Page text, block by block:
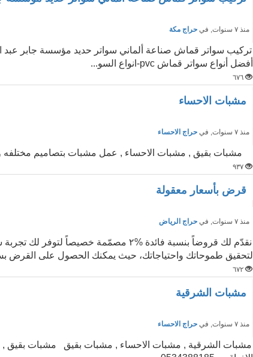
منذ ٧ سنوات , فيحراج مكة
أفضل أنواع سواتر قماش pvc-انواع السو...
٦٧٦
مشبات الاحساء
منذ ٧ سنوات , فيحراج الاحساء
مشبات بقيق , مشبات الاحساء , عمل مشبات بتصاميم مختلفه و متنوعه تناسب
٩٣٧
قرض بأسعار معقولة
منذ ٧ سنوات , فيحراج الرياض
نقدّم لك قروضاً بنسبة فائدة %٢ مصمّمة
لتحقيق طموحاتك واحتياجاتك، حيث يمكنك الحصول على القرض
٦٧٢
مشبات الشرقية
منذ ٧ سنوات , فيحراج الاحساء
مشبات الشرقية , مشبات الاحساء , مشبات بقيق مشبات بقيق